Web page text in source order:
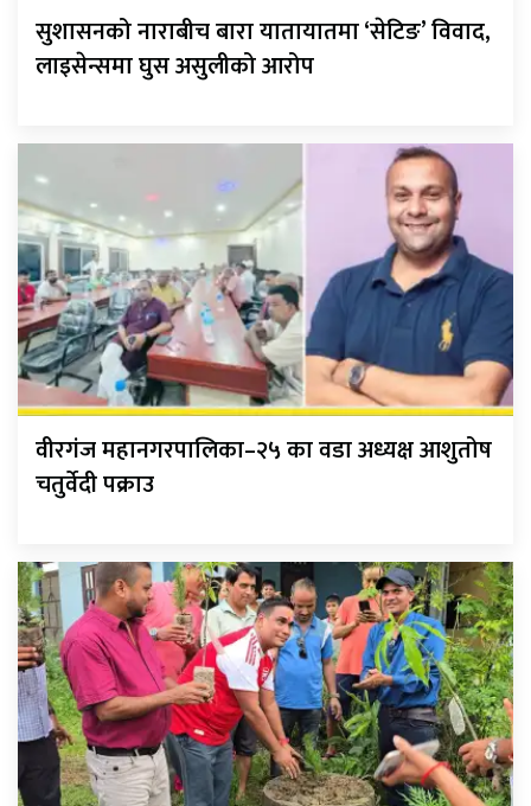
सुशासनको नाराबीच बारा यातायातमा ‘सेटिङ’ विवाद,
लाइसेन्समा घुस असुलीको आरोप
वीरगंज महानगरपालिका–२५ का वडा अध्यक्ष आशुतोष
चतुर्वेदी पक्राउ